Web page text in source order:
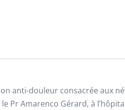
anti-douleur consacrée aux
Amarenco Gérard, à